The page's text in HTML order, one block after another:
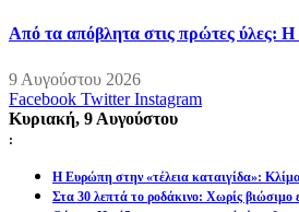
Από τα απόβλητα στις πρώτες ύλες:
9 Αυγούστου 2026
Facebook Twitter Instagram
Κυριακή, 9 Αυγούστου
:
Η Ευρώπη στην «τέλεια καταιγίδα»:
Στα 30 λεπτά το ροδάκινο: Χωρίς βιώσιμο